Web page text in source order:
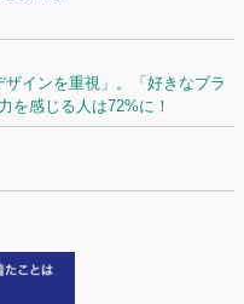
インを重視」。「好きなブラ
を感じる人は72%に！
プラスになった」と感じた保